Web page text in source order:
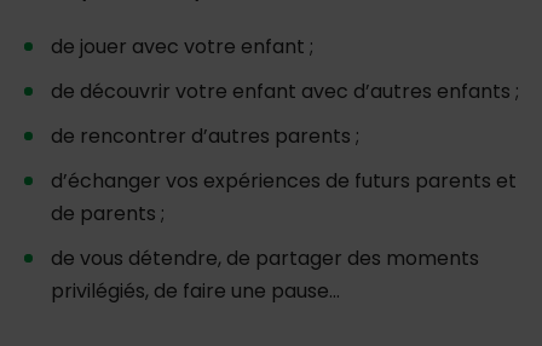
de jouer avec votre enfant ;
de découvrir votre enfant avec d’autres enfants ;
de rencontrer d’autres parents ;
d’échanger vos expériences de futurs parents et
de parents ;
de vous détendre, de partager des moments
privilégiés, de faire une pause…